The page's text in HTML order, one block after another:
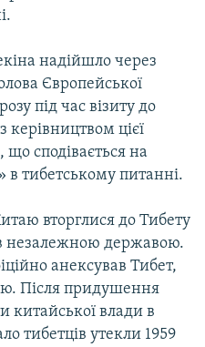
надійшло через
Європейської
під час візиту до
керівництвом цієї
що сподівається на
в тибетському питанні.
вторглися до Тибету
незалежною державою.
анексував Тибет,
Після придушення
китайської влади в
тибетців утекли 1959